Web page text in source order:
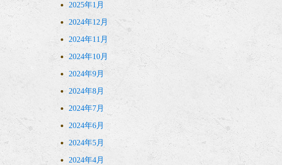
2025年1月
2024年12月
2024年11月
2024年10月
2024年9月
2024年8月
2024年7月
2024年6月
2024年5月
2024年4月